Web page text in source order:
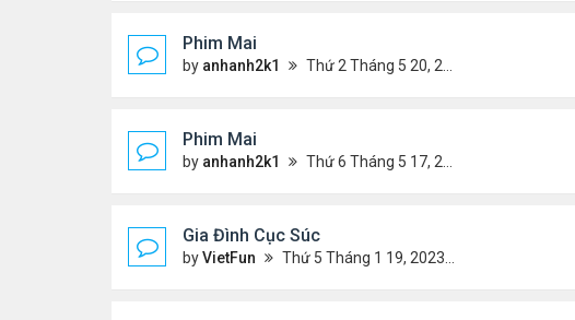
Phim Mai
by anhanh2k1 Thứ 2 Tháng 5 20, 2024 2:03 am
Phim Mai
by anhanh2k1 Thứ 6 Tháng 5 17, 2024 9:42 pm
Gia Đình Cục Súc
byVietFun Thứ 5 Tháng 1 19, 2023 4:42 pm